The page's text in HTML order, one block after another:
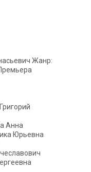
Жанр:
Анна
Юрьевна